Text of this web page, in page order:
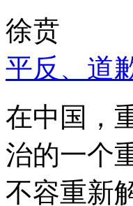
徐贲
平反、道
在中国，
治的一个
不容重新